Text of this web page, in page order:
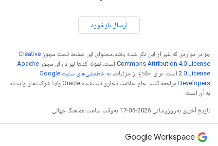
ارسال بازخورد
جز در مواردی که غیر از این ذکر شده باشد،‌محتوای این صفحه تحت مجوز Creative
Commons Attribution 4.0 License است. نمونه کدها نیز دارای مجوز Apache
2.0 License است. برای اطلاع از جزئیات، به
خطمشی‌های سایت Google
Developers‏
مراجعه کنید. جاوا علامت تجاری ثبت‌شده Oracle و/یا شرکت‌های وابسته
به آن است.
تاریخ آخرین به‌روزرسانی 2026-05-17 به‌وقت ساعت هماهنگ جهانی.
Google Workspace